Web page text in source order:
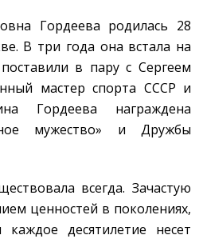
Гордеева родилась 28
В три года она встала на
в пару с Сергеем
мастер спорта СССР и
Гордеева награждена
мужество» и Дружбы
всегда. Зачастую
ценностей в поколениях,
каждое десятилетие несет